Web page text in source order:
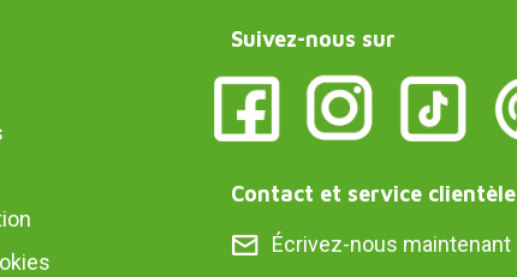
Suivez-nous sur
Contact et service clientèle
Écrivez-nous maintenant